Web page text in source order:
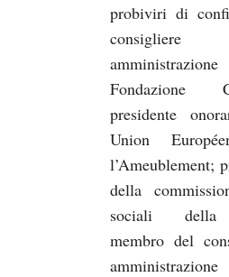
probiviri di
Fondazione
presidente
Union
l’Ameublement;
della
sociali
membro del